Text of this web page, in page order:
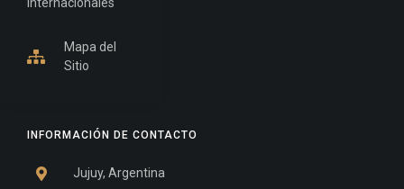
INFORMACIÓN DE CONTACTO
Jujuy, Argentina
Internacionales
Mapa del
Sitio